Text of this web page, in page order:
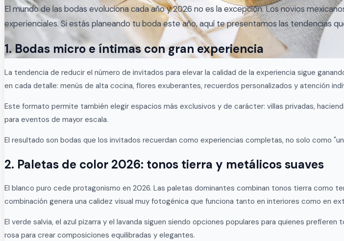
El mundo de las bodas evoluciona cada año y 2026 no es la excepción. Los novios
experienciales. Si estás planeando tu boda este año, aquí te presentamos las tendencias
1. Bodas micro e íntimas con gran experiencia
La tendencia de reducir el número de invitados para elevar la calidad de la experiencia sigue
en cada detalle: menús de alta cocina, flores exuberantes, recuerdos personalizados y atención
Este formato permite también elegir espacios más exclusivos y de carácter: villas privadas,
para eventos de mayor escala.
El resultado son bodas que los invitados recuerdan como experiencias completas, no solo como
2. Paletas de color 2026: tonos tierra y metálicos suaves
El blanco puro cede protagonismo en 2026. Las paletas dominantes combinan tonos tierra como
combinación genera una calidez visual muy fotogénica que funciona tanto en interiores como en
El verde salvia, el azul pizarra y el lavanda siguen siendo opciones populares para quienes
rosa para crear composiciones equilibradas y elegantes.